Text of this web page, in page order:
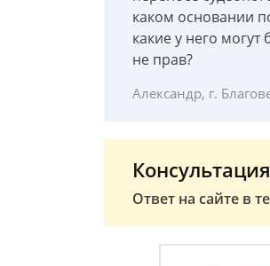
каком основании
какие у него
не прав?
Александр, г.
Ответ на сайте в